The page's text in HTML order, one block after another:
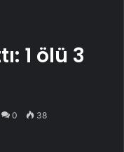
1 ölü 3
0 38